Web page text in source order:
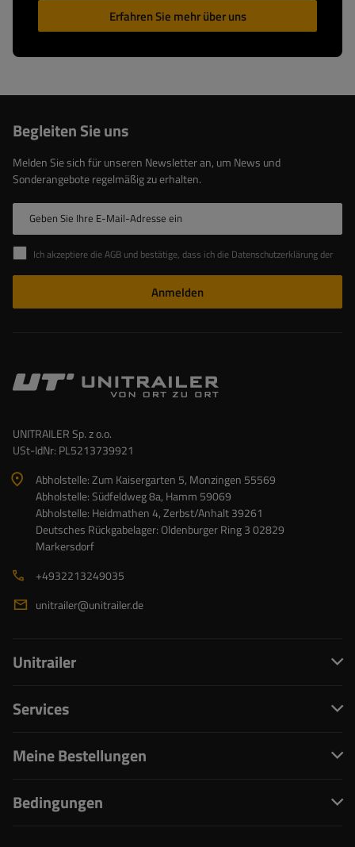
Erfahren Sie mehr über uns
Begleiten Sie uns
Melden Sie sich für unseren Newsletter an, um News und
Sonderangebote regelmäßig zu erhalten.
Geben Sie Ihre E-Mail-Adresse ein
Ich akzeptiere die AGB und bestätige, dass ich die Datenschutzerklärung der Website zur Kenntnis genommen habe
Anmelden
UNITRAILER Sp. z o.o.
USt-IdNr: PL5213739921
Abholstelle: Zum Kaisergarten 5, Monzingen 55569
Abholstelle: Südfeldweg 8a, Hamm 59069
Abholstelle: Heidmathen 4, Zerbst/Anhalt 39261
Deutsches Rückgabelager: Oldenburger Ring 3 02829
Markersdorf
+4932213249035
unitrailer@unitrailer.de
Unitrailer
Services
Meine Bestellungen
Bedingungen